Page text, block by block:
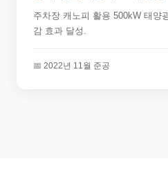
주차장 캐노피 활용 500kW 태양
감 효과 달성.
📅 2022년 11월 준공